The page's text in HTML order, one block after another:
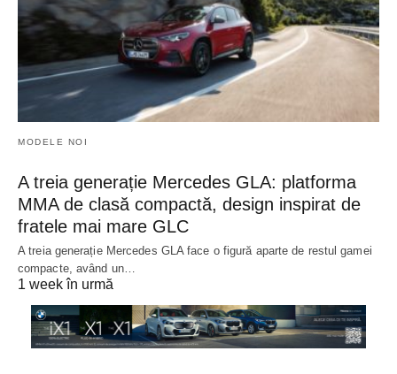
MODELE NOI
A treia generație Mercedes GLA: platforma
MMA de clasă compactă, design inspirat de
fratele mai mare GLC
A treia generație Mercedes GLA face o figură aparte de restul gamei
compacte, având un…
1 week în urmă